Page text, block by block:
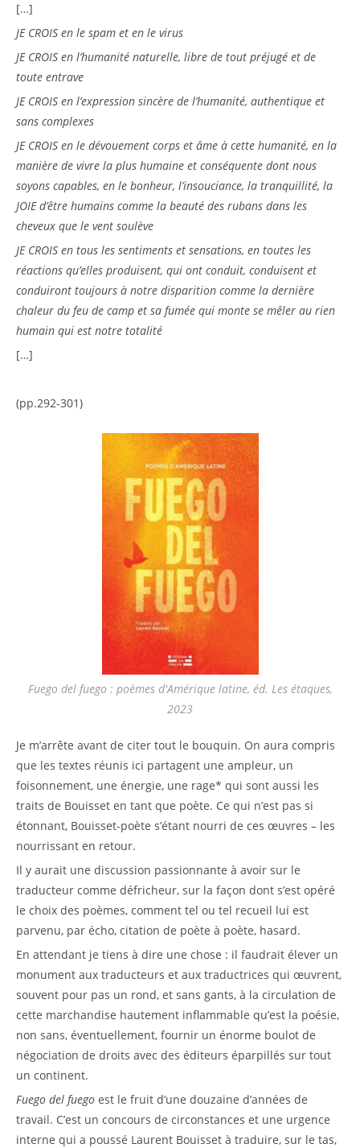
[…]
JE CROIS en le spam et en le virus
JE CROIS en l’humanité naturelle, libre de tout préjugé et de
toute entrave
JE CROIS en l’expression sincère de l’humanité, authentique et
sans complexes
JE CROIS en le dévouement corps et âme à cette humanité, en la
manière de vivre la plus humaine et conséquente dont nous
soyons capables, en le bonheur, l’insouciance, la tranquillité, la
JOIE d’être humains comme la beauté des rubans dans les
cheveux que le vent soulève
JE CROIS en tous les sentiments et sensations, en toutes les
réactions qu’elles produisent, qui ont conduit, conduisent et
conduiront toujours à notre disparition comme la dernière
chaleur du feu de camp et sa fumée qui monte se mêler au rien
humain qui est notre totalité
[…]
(pp.292-301)
Fuego del fuego : poèmes d'Amérique latine, éd. Les étaques,
2023
Je m’arrête avant de citer tout le bouquin. On aura compris
que les textes réunis ici partagent une ampleur, un
foisonnement, une énergie, une rage* qui sont aussi les
traits de Bouisset en tant que poète. Ce qui n’est pas si
étonnant, Bouisset-poète s’étant nourri de ces œuvres – les
nourrissant en retour.
Il y aurait une discussion passionnante à avoir sur le
traducteur comme défricheur, sur la façon dont s’est opéré
le choix des poèmes, comment tel ou tel recueil lui est
parvenu, par écho, citation de poète à poète, hasard.
En attendant je tiens à dire une chose : il faudrait élever un
monument aux traducteurs et aux traductrices qui œuvrent,
souvent pour pas un rond, et sans gants, à la circulation de
cette marchandise hautement inflammable qu’est la poésie,
non sans, éventuellement, fournir un énorme boulot de
négociation de droits avec des éditeurs éparpillés sur tout
un continent.
Fuego del fuego est le fruit d’une douzaine d’années de
travail. C’est un concours de circonstances et une urgence
interne qui a poussé Laurent Bouisset à traduire, sur le tas,